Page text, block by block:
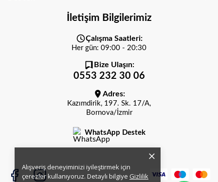
Alışveriş deneyiminizi iyileştirmek için
çerezler kullanıyoruz. Detaylı bilgiye Gizlilik
İletişim Bilgilerimiz
Çalışma Saatleri:
Her gün: 09:00 - 20:30
Bize Ulaşın:
0553 232 30 06
Adres:
Kazımdirik, 197. Sk. 17/A,
Bornova/İzmir
WhatsApp Destek